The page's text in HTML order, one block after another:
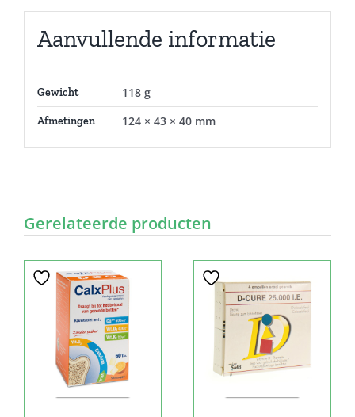
Aanvullende informatie
Gewicht 118 g
Afmetingen 124 × 43 × 40 mm
Gerelateerde producten